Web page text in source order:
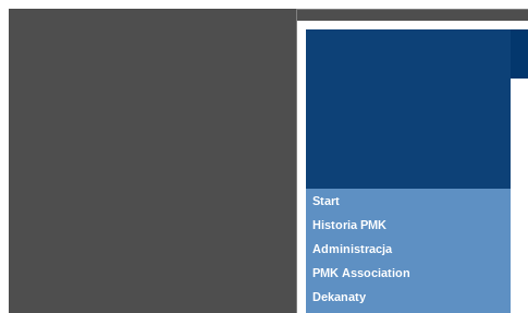
Start
Historia PMK
Administracja
PMK Association
Dekanaty